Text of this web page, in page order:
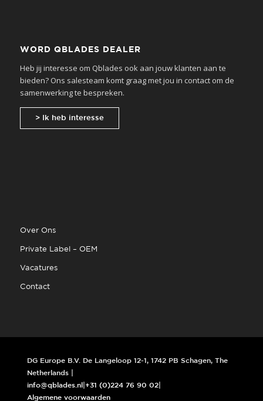
WORD QBLADES DEALER
Heb jij interesse om Qblades ook aan jouw klanten aan te
bieden? Ons salesteam komt graag met jou in contact om de
samenwerking te bespreken.
> Ik heb interesse
Over Ons
Private Label – OEM
Vacatures
Contact
DG Europe B.V. De Langeloop 12-1, 1742 PB Schagen, The
Netherlands |
info@qblades.nl
|+31 (0)224 76 90 02
Algemene voorwaarden